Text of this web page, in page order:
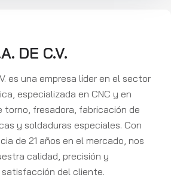
DE C.V.
es una empresa líder en el sector
especializada en CNC y en
torno, fresadora, fabricación de
y soldaduras especiales. Con
de 21 años en el mercado, nos
calidad, precisión y
del cliente.